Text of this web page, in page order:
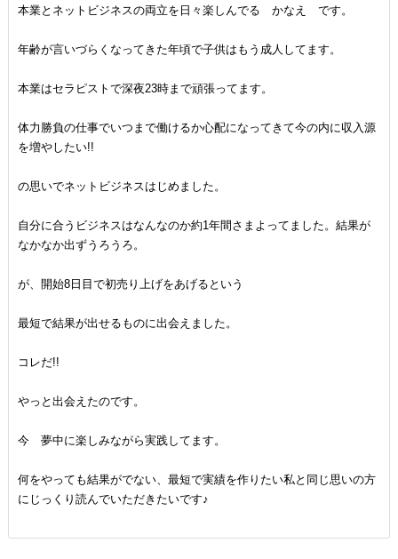
本業とネットビジネスの両立を日々楽しんでる かなえ です。
年齢が言いづらくなってきた年頃で子供はもう成人してます。
本業はセラピストで深夜23時まで頑張ってます。
体力勝負の仕事でいつまで働けるか心配になってきて今の内に収入源
を増やしたい!!
の思いでネットビジネスはじめました。
自分に合うビジネスはなんなのか約1年間さまよってました。結果が
なかなか出ずうろうろ。
が、開始8日目で初売り上げをあげるという
最短で結果が出せるものに出会えました。
コレだ!!
やっと出会えたのです。
今 夢中に楽しみながら実践してます。
何をやっても結果がでない、最短で実績を作りたい私と同じ思いの方
にじっくり読んでいただきたいです♪